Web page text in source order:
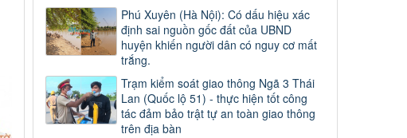
Phú Xuyên (Hà Nội): Có dấu hiệu xác
định sai nguồn gốc đất của UBND
huyện khiến người dân có nguy cơ mất
trắng.
Trạm kiểm soát giao thông Ngã 3 Thái
Lan (Quốc lộ 51) - thực hiện tốt công
tác đảm bảo trật tự an toàn giao thông
trên địa bàn